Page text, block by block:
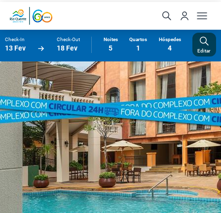
Check-In
13 Fev
Check-Out
18 Fev
Noites
5
Quartos
1
Hóspedes
4 Editar